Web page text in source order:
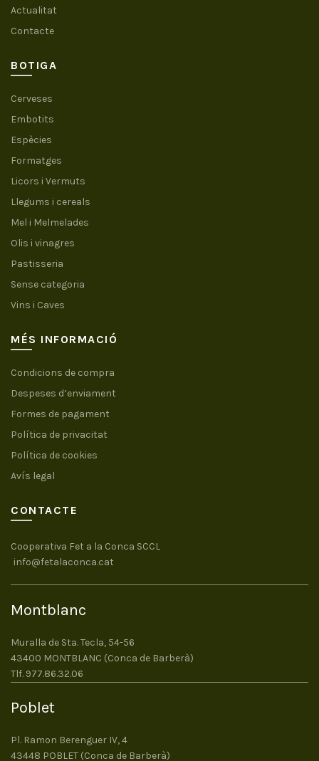
Actualitat
Contacte
BOTIGA
Cerveses
Embotits
Espècies
Formatges
Licors i Vermuts
Llegums i cereals
Mel i Melmelades
Olis i vinagres
Pastisseria
Sense categoria
Vins i Caves
MÉS INFORMACIÓ
Condicions de compra
Despeses d’enviament
Formes de pagament
Política de privacitat
Política de cookies
Avís legal
CONTACTE
Cooperativa Fet a la Conca SCCL
info@fetalaconca.cat
Montblanc
Muralla de Sta. Tecla, 54-56
43400 MONTBLANC (Conca de Barberà)
Tlf. 977.86.32.06
Poblet
Pl. Ramon Berenguer IV, 4
43448 POBLET (Conca de Barberà)